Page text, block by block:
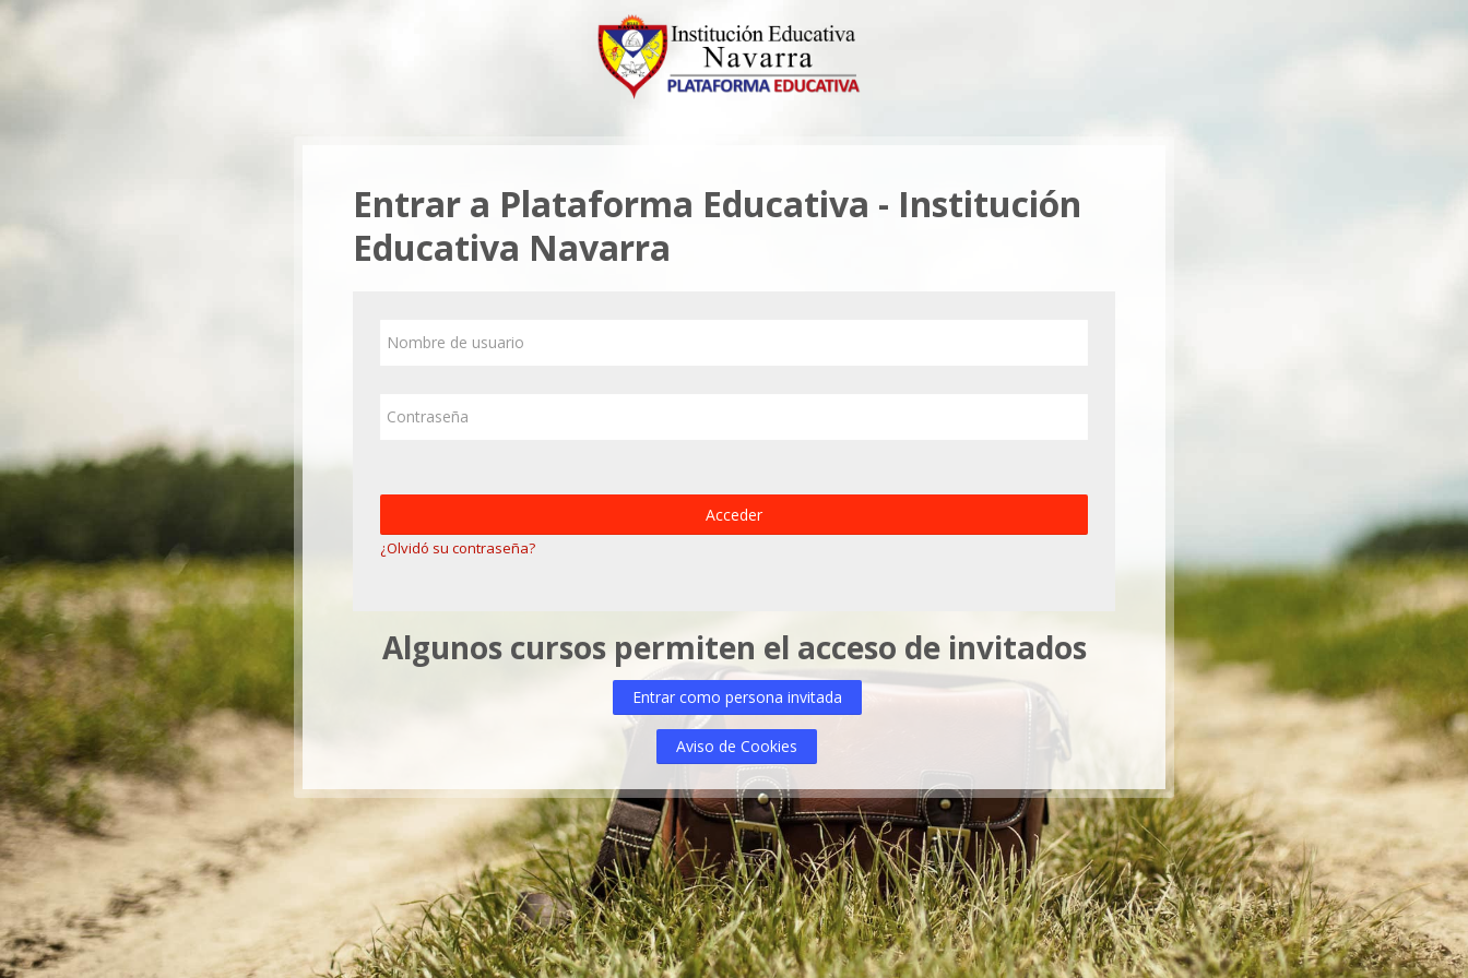
Salta al contenido principal
Entrar a Plataforma Educativa - Institución
Educativa Navarra
Acceder
¿Olvidó su contraseña?
Algunos cursos permiten el acceso de invitados
Entrar como persona invitada
Aviso de Cookies